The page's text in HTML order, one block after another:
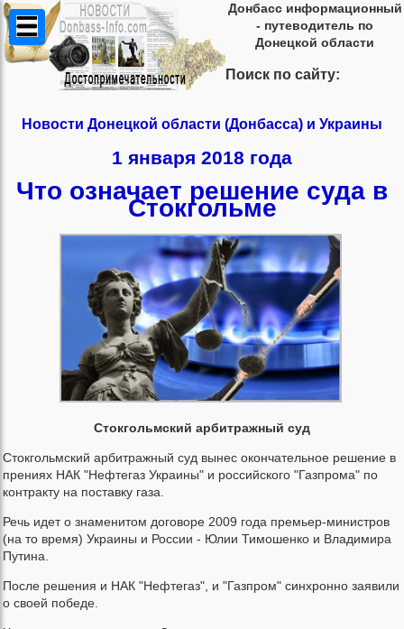
Донбасс информационный
- путеводитель по
Донецкой области
Поиск по сайту:
Новости Донецкой области (Донбасса) и Украины
1 января 2018 года
Что означает решение суда в
Стокгольме
Стокгольмский арбитражный суд
Стокгольмский арбитражный суд вынес окончательное решение в
прениях НАК "Нефтегаз Украины" и российского "Газпрома" по
контракту на поставку газа.
Речь идет о знаменитом договоре 2009 года премьер-министров
(на то время) Украины и России - Юлии Тимошенко и Владимира
Путина.
После решения и НАК "Нефтегаз", и "Газпром" синхронно заявили
о своей победе.